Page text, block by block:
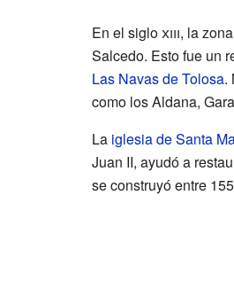
En el sigloxiii, la
Salcedo. Esto fue un
Las Navas de Tolosa.
como los Aldana,
La iglesia de Santa
Juan II, ayudó a
se construyó entre